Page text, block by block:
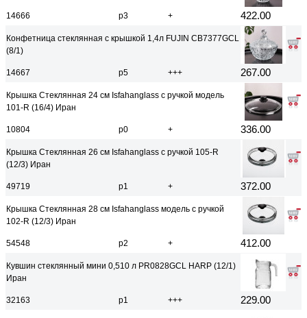
14666 р3 + 422.00
Конфетница стеклянная с крышкой 1,4л FUJIN CB7377GCL
(8/1)
14667 р5 +++ 267.00
Крышка Стеклянная 24 см Isfahanglass с ручкой модель
101-R (16/4) Иран
10804 р0 + 336.00
Крышка Стеклянная 26 см Isfahanglass с ручкой 105-R
(12/3) Иран
49719 р1 + 372.00
Крышка Стеклянная 28 см Isfahanglass модель с ручкой
102-R (12/3) Иран
54548 р2 + 412.00
Кувшин стеклянный мини 0,510 л PR0828GCL HARP (12/1)
Иран
32163 р1 +++ 229.00